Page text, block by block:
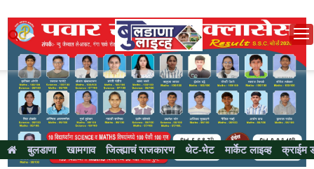
बुलडाणा खामगाव जिल्ह्याचं राजकारण थेट-भेट मार्केट लाइव्ह क्राईम